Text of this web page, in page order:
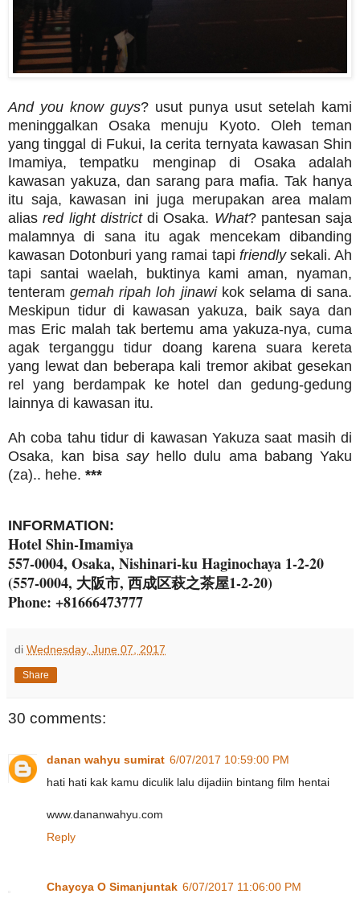
And you know guys? usut punya usut setelah kami
meninggalkan Osaka menuju Kyoto. Oleh teman
yang tinggal di Fukui, Ia cerita ternyata kawasan Shin
Imamiya, tempatku menginap di Osaka adalah
kawasan yakuza, dan sarang para mafia. Tak hanya
itu saja, kawasan ini juga merupakan area malam
aliasred light districtdi Osaka. What? pantesan saja
malamnya di sana itu agak mencekam dibanding
kawasan Dotonburi yang ramai tapi friendlysekali. Ah
tapi santai waelah, buktinya kami aman, nyaman,
tenteramgemah ripah loh jinawikok selama di sana.
Meskipun tidur di kawasan yakuza, baik saya dan
mas Eric malah tak bertemu ama yakuza-nya, cuma
agak terganggu tidur doang karena suara kereta
yang lewat dan beberapa kali tremor akibat gesekan
rel yang berdampak ke hotel dan gedung-gedung
lainnya di kawasan itu.
Ah coba tahu tidur di kawasan Yakuza saat masih di
Osaka, kan bisa sayhello dulu ama babang Yaku
(za).. hehe. ***
INFORMATION:
Hotel Shin-Imamiya
557-0004, Osaka, Nishinari-ku Haginochaya 1-2-20
(557-0004, 大阪市, 西成区萩之茶屋1-2-20)
Phone: +81666473777
di Wednesday, June 07, 2017
Share
30 comments:
danan wahyu sumirat 6/07/2017 10:59:00 PM
hati hati kak kamu diculik lalu dijadiin bintang film hentai
www.dananwahyu.com
Reply
Chaycya O Simanjuntak 6/07/2017 11:06:00 PM